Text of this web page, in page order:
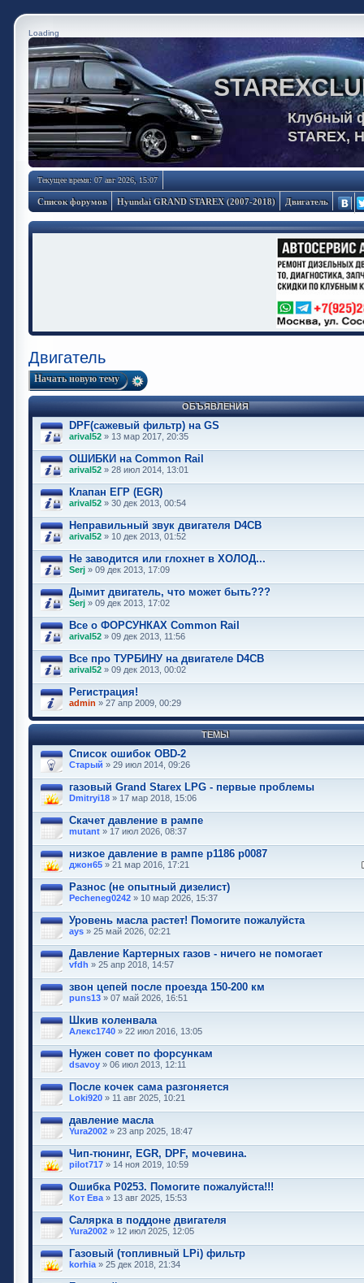
Loading
Клубный
STAREX,
Текущее время: 07 авг 2026, 15:07
Список форумов Hyundai GRAND STAREX (2007-2018) Двигатель
Двигатель
Начать новую тему
ОБЪЯВЛЕНИЯ
DPF(сажевый фильтр) на GS
arival52 » 13 мар 2017, 20:35
ОШИБКИ на Common Rail
arival52 » 28 июл 2014, 13:01
Клапан ЕГР (EGR)
arival52 » 30 дек 2013, 00:54
Неправильный звук двигателя D4CB
arival52 » 10 дек 2013, 01:52
Не заводится или глохнет в ХОЛОД...
Serj » 09 дек 2013, 17:09
Дымит двигатель, что может быть???
Serj » 09 дек 2013, 17:02
Все о ФОРСУНКАХ Common Rail
arival52 » 09 дек 2013, 11:56
Все про ТУРБИНУ на двигателе D4CB
arival52 » 09 дек 2013, 00:02
Регистрация!
admin » 27 апр 2009, 00:29
ТЕМЫ
Список ошибок OBD-2
Старый » 29 июл 2014, 09:26
газовый Grand Starex LPG - первые проблемы
Dmitryi18 » 17 мар 2018, 15:06
Скачет давление в рампе
mutant » 17 июл 2026, 08:37
низкое давление в рампе p1186 p0087
джон65 » 21 мар 2016, 17:21
Разнос (не опытный дизелист)
Pecheneg0242 » 10 мар 2026, 15:37
Уровень масла растет! Помогите пожалуйста
ays » 25 май 2026, 02:21
Давление Картерных газов - ничего не помогает
vfdh » 25 апр 2018, 14:57
звон цепей после проезда 150-200 км
puns13 » 07 май 2026, 16:51
Шкив коленвала
Алекс1740 » 22 июл 2016, 13:05
Нужен совет по форсункам
dsavoy » 06 июл 2013, 12:11
После кочек сама разгоняется
Loki920 » 11 авг 2025, 10:21
давление масла
Yura2002 » 23 апр 2025, 18:47
Чип-тюнинг, EGR, DPF, мочевина.
pilot717 » 14 ноя 2019, 10:59
Ошибка Р0253. Помогите пожалуйста!!!
Кот Ева » 13 авг 2025, 15:53
Салярка в поддоне двигателя
Yura2002 » 12 июл 2025, 12:05
Газовый (топливный LPi) фильтр
korhia » 25 дек 2018, 21:34